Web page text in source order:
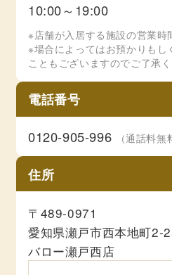
10:00～19:00
※店舗が入居する施設の営業時
※場合によってはお預かりもし
こともございますのでご了承く
電話番号
0120-905-996 （通話料無
住所
〒489-0971
愛知県瀬戸市西本地町2-
バロー瀬戸西店